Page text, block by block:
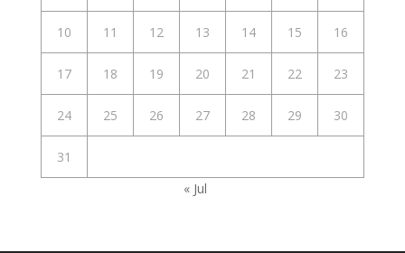
10 11 12 13 14 15 16
17 18 19 20 21 22 23
24 25 26 27 28 29 30
31
« Jul